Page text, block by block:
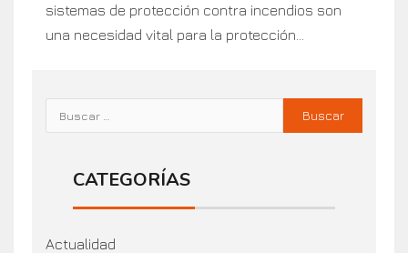
sistemas de protección contra incendios son
una necesidad vital para la protección...
CATEGORÍAS
Actualidad